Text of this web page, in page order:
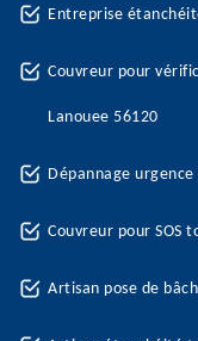
Entreprise
Couvreur pour
Lanouee 56120
Dépannage
Couvreur pour SOS
Artisan pose de